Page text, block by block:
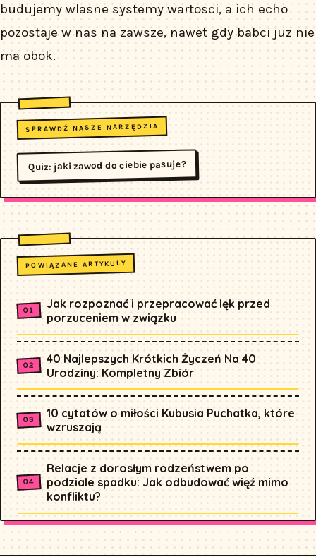
budujemy wlasne systemy wartosci, a ich echo
pozostaje w nas na zawsze, nawet gdy babci juz nie
ma obok.
SPRAWDŹ NASZE NARZĘDZIA
Quiz: jaki zawod do ciebie pasuje?
POWIĄZANE ARTYKUŁY
Jak rozpoznać i przepracować lęk przed
porzuceniem w związku
40 Najlepszych Krótkich Życzeń Na 40
Urodziny: Kompletny Zbiór
10 cytatów o miłości Kubusia Puchatka, które
wzruszają
Relacje z dorosłym rodzeństwem po
podziale spadku: Jak odbudować więź mimo
konfliktu?